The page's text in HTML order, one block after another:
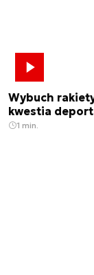
Wybuch
kwestia
1 min.